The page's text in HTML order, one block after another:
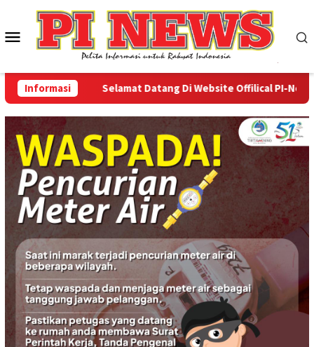
konten
Menu
Mobile
Informasi Selamat Datang Di Website Offilical PI-News